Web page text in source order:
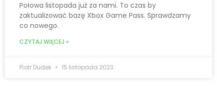
Połowa listopada już za nami. To czas by
zaktualizować bazę Xbox Game Pass. Sprawdzamy
co nowego.
CZYTAJ WIĘCEJ »
Piotr Dudek 15 listopada 2023